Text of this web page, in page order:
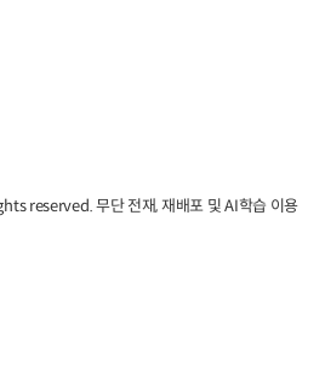
reserved. 무단 전재, 재배포 및 AI학습 이용